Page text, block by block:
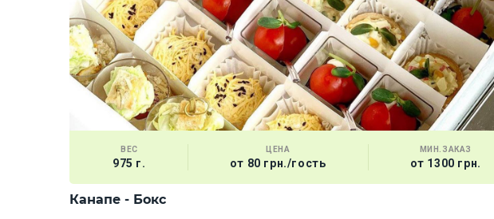
ВЕС
975 г.
ЦЕНА
от 80 грн./гость
МИН.ЗАКАЗ
от 1300 грн.
Канапе - Бокс